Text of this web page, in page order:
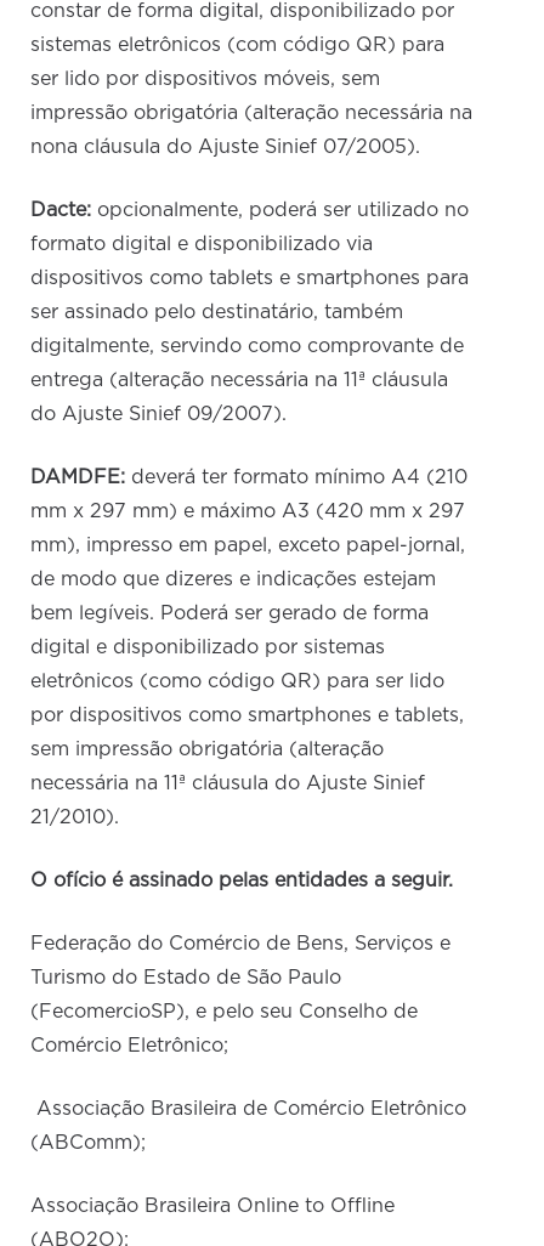
constar de forma digital, disponibilizado por
sistemas eletrônicos (com código QR) para
ser lido por dispositivos móveis, sem
impressão obrigatória (alteração necessária na
nona cláusula do Ajuste Sinief 07/2005).
Dacte: opcionalmente, poderá ser utilizado no
formato digital e disponibilizado via
dispositivos como tablets e smartphones para
ser assinado pelo destinatário, também
digitalmente, servindo como comprovante de
entrega (alteração necessária na 11ª cláusula
do Ajuste Sinief 09/2007).
DAMDFE: deverá ter formato mínimo A4 (210
mm x 297 mm) e máximo A3 (420 mm x 297
mm), impresso em papel, exceto papel-jornal,
de modo que dizeres e indicações estejam
bem legíveis. Poderá ser gerado de forma
digital e disponibilizado por sistemas
eletrônicos (como código QR) para ser lido
por dispositivos como smartphones e tablets,
sem impressão obrigatória (alteração
necessária na 11ª cláusula do Ajuste Sinief
21/2010).
O ofício é assinado pelas entidades a seguir.
Federação do Comércio de Bens, Serviços e
Turismo do Estado de São Paulo
(FecomercioSP), e pelo seu Conselho de
Comércio Eletrônico;
Associação Brasileira de Comércio Eletrônico
(ABComm);
Associação Brasileira Online to Offline
(ABO2O);